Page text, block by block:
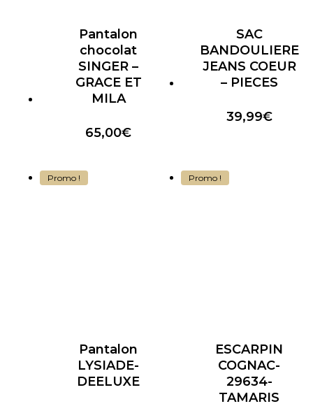
Pantalon
chocolat
SINGER –
GRACE ET
MILA
65,00€
SAC
BANDOULIERE
JEANS COEUR
– PIECES
39,99€
Promo !
Pantalon
LYSIADE-
DEELUXE
Promo !
ESCARPIN
COGNAC-
29634-
TAMARIS